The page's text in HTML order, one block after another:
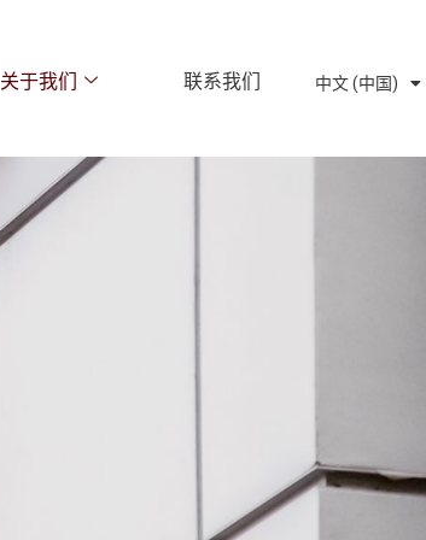
关于我们 联系我们 中文 (中国)
Português